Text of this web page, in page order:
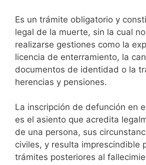
Es un trámite obligatorio y
legal de la muerte, sin la cual
realizarse gestiones como la
licencia de enterramiento, la
documentos de identidad o la
herencias y pensiones.
La inscripción de defunción en
es el asiento que acredita
de una persona, sus
civiles, y resulta imprescindible
trámites posteriores al